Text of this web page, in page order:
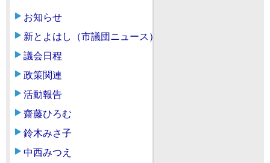
お知らせ
新とよはし（市議団ニュース）
議会日程
政策関連
活動報告
齋藤ひろむ
鈴木みさ子
中西みつえ